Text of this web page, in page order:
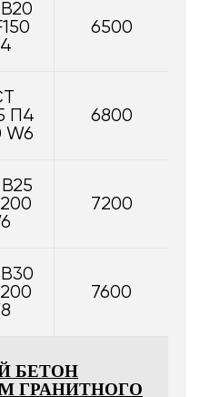
6500
П4
W6
6800
7200
7600
БЕТОН
ГРАНИТНОГО